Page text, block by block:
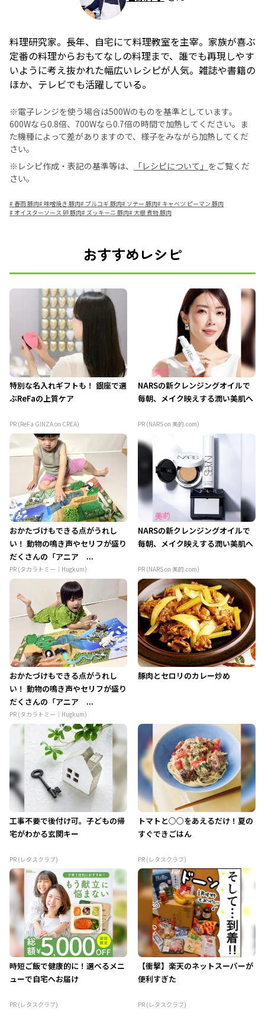
料理研究家。長年、自宅にて料理教室を主宰。家族が喜ぶ
定番の料理からおもてなしの料理まで、誰でも再現しやす
いように考え抜かれた幅広いレシピが人気。雑誌や書籍の
ほか、テレビでも活躍している。
※電子レンジを使う場合は500Wのものを基準としています。
600Wなら0.8倍、700Wなら0.7倍の時間で加熱してください。ま
た機種によって差がありますので、様子をみながら加熱してくだ
さい。
※レシピ作成・表記の基準等は、
「レシピについて」 をご覧くだ
さい。
# 春雨 豚肉#味噌焼き 豚肉# プルコギ 豚肉# ソテー 豚肉# キャベツ ピーマン 豚肉
#オイスターソース 卵 豚肉# ズッキーニ 豚肉# 大根 煮物 豚肉
おすすめレシピ
特別な名入れギフトも！ 銀座で選
ぶReFaの上質ケア
PR (ReFa GINZA on CREA)
NARSの新クレンジングオイルで
毎朝、メイク映えする潤い美肌へ
PR (NARS on 美的.com)
おかたづけもできる点がうれし
い！ 動物の鳴き声やセリフが盛り
だくさんの「アニア ...
PR (タカラトミー｜Hugkum)
NARSの新クレンジングオイルで
毎朝、メイク映えする潤い美肌へ
PR (NARS on 美的.com)
おかたづけもできる点がうれし
い！ 動物の鳴き声やセリフが盛り
だくさんの「アニア ...
PR (タカラトミー｜Hugkum)
豚肉とセロリのカレー炒め
工事不要で後付け可。子どもの帰
宅がわかる玄関キー
PR (レタスクラブ)
トマトと○○をあえるだけ！夏の
すぐできごはん
PR (レタスクラブ)
時短ご飯で健康的に！選べるメニ
ューで自宅へお届け
PR (レタスクラブ)
【衝撃】楽天のネットスーパーが
便利すぎた
PR (レタスクラブ)